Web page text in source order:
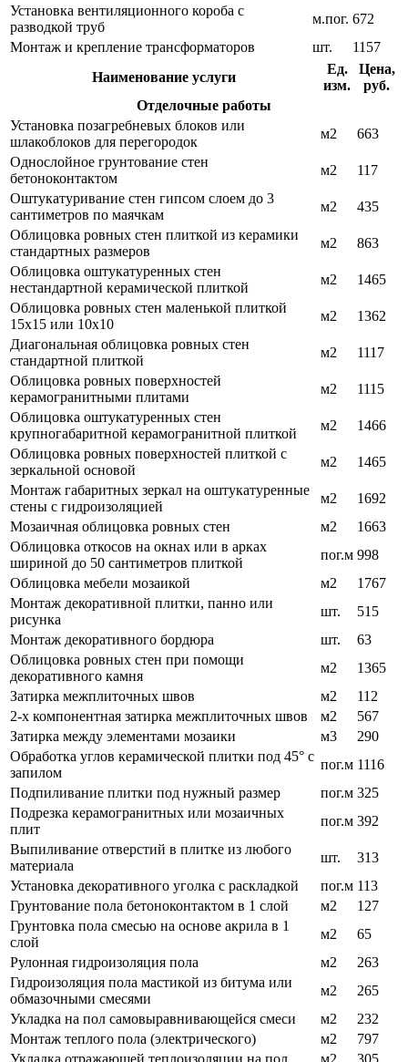
Установка вентиляционного короба с
разводкой труб
м.пог. 672
Монтаж и крепление трансформаторов
шт.
1157
Наименование услуги
Ед.
изм.
Цена,
руб.
Отделочные работы
Установка позагребневых блоков или
шлакоблоков для перегородок
м2
663
Однослойное грунтование стен
бетоноконтактом
м2
117
Оштукатуривание стен гипсом слоем до 3
сантиметров по маячкам
м2
435
Облицовка ровных стен плиткой из керамики
стандартных размеров
м2
863
Облицовка оштукатуренных стен
нестандартной керамической плиткой
м2
1465
Облицовка ровных стен маленькой плиткой
15х15 или 10х10
м2
1362
Диагональная облицовка ровных стен
стандартной плиткой
м2
1117
Облицовка ровных поверхностей
керамогранитными плитами
м2
1115
Облицовка оштукатуренных стен
крупногабаритной керамогранитной плиткой
м2
1466
Облицовка ровных поверхностей плиткой с
зеркальной основой
м2
1465
Монтаж габаритных зеркал на оштукатуренные
стены с гидроизоляцией
м2
1692
Мозаичная облицовка ровных стен
м2
1663
Облицовка откосов на окнах или в арках
шириной до 50 сантиметров плиткой
пог.м 998
Облицовка мебели мозаикой
м2
1767
Монтаж декоративной плитки, панно или
рисунка
шт.
515
Монтаж декоративного бордюра
шт.
63
Облицовка ровных стен при помощи
декоративного камня
м2
1365
Затирка межплиточных швов
м2
112
2-х компонентная затирка межплиточных швов
м2
567
Затирка между элементами мозаики
м3
290
Обработка углов керамической плитки под 45° с
запилом
пог.м 1116
Подпиливание плитки под нужный размер
пог.м 325
Подрезка керамогранитных или мозаичных
плит
пог.м 392
Выпиливание отверстий в плитке из любого
материала
шт.
313
Установка декоративного уголка с раскладкой
пог.м 113
Грунтование пола бетоноконтактом в 1 слой
м2
127
Грунтовка пола смесью на основе акрила в 1
слой
м2
65
Рулонная гидроизоляция пола
м2
263
Гидроизоляция пола мастикой из битума или
обмазочными смесями
м2
265
Укладка на пол самовыравнивающейся смеси
м2
232
Монтаж теплого пола (электрического)
м2
797